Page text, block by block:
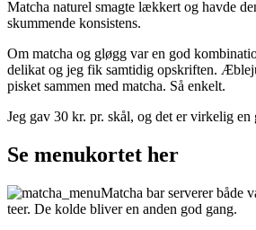
Matcha naturel smagte lækkert og havde
skummende konsistens.
Om matcha og gløgg var en god
delikat og jeg fik samtidig opskriften.
pisket sammen med matcha. Så enkelt.
Jeg gav 30 kr. pr. skål, og det er virkelig en
Se menukortet her
Matcha bar serverer både
teer. De kolde bliver en anden god gang.